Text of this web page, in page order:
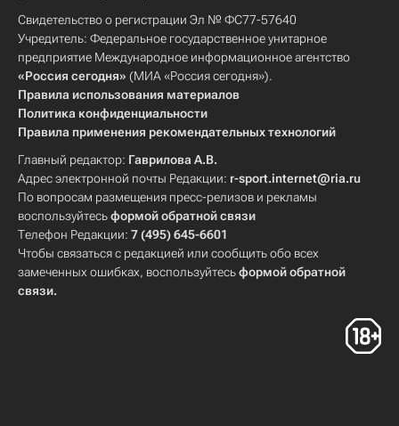
Свидетельство о регистрации Эл № ФС77-57640
Учредитель: Федеральное государственное унитарное
предприятие Международное информационное агентство
«Россия сегодня» (МИА «Россия сегодня»).
Правила использования материалов
Политика конфиденциальности
Правила применения рекомендательных технологий
Главный редактор: Гаврилова А.В.
Адрес электронной почты Редакции: r-sport.internet@ria.ru
По вопросам размещения пресс-релизов и рекламы
воспользуйтесьформой обратной связи
Телефон Редакции: 7 (495) 645-6601
Чтобы связаться с редакцией или сообщить обо всех
замеченных ошибках, воспользуйтесьформой обратной
связи.